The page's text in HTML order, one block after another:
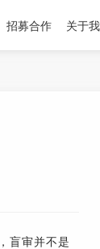
招募合作 关于
盲审并不是